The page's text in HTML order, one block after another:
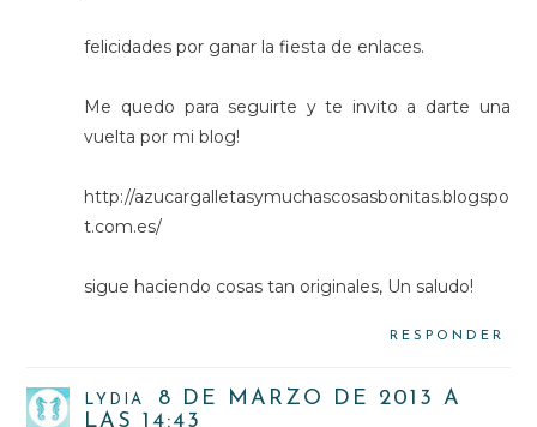
felicidades por ganar la fiesta de enlaces.
Me quedo para seguirte y te invito a darte una
vuelta por mi blog!
http://azucargalletasymuchascosasbonitas.blogspo
t.com.es/
sigue haciendo cosas tan originales, Un saludo!
RESPONDER
LYDIA
8 DE MARZO DE 2013 A
LAS 14:43